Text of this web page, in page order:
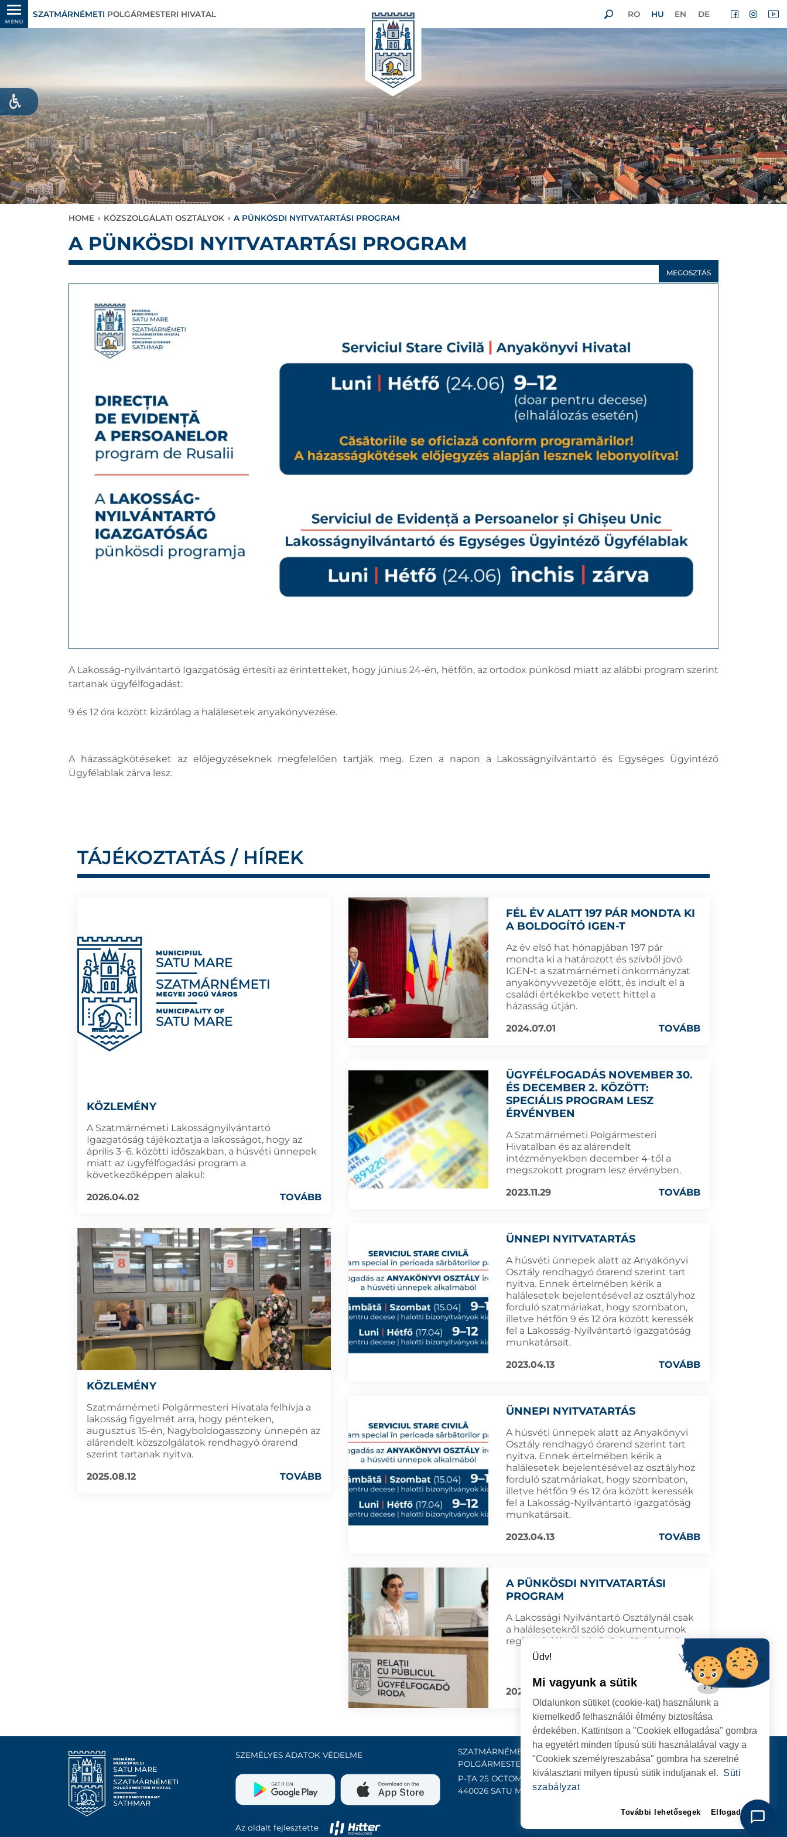
MENU
SZATMÁRNÉMETI POLGÁRMESTERI HIVATAL RO HU EN DE
HOME › KÖZSZOLGÁLATI OSZTÁLYOK › A PÜNKÖSDI NYITVATARTÁSI PROGRAM
A PÜNKÖSDI NYITVATARTÁSI PROGRAM
MEGOSZTÁS
A Lakosság-nyilvántartó Igazgatóság értesíti az érintetteket, hogy június 24-én, hétfőn, az ortodox pünkösd miatt az alábbi program szerint
tartanak ügyfélfogadást:
9 és 12 óra között kizárólag a halálesetek anyakönyvezése.
A házasságkötéseket az előjegyzéseknek megfelelően tartják meg. Ezen a napon a Lakosságnyilvántartó és Egységes Ügyintéző
Ügyfélablak zárva lesz.
TÁJÉKOZTATÁS / HÍREK
KÖZLEMÉNY
A Szatmárnémeti Lakosságnyilvántartó
Igazgatóság tájékoztatja a lakosságot, hogy az
április 3–6. közötti időszakban, a húsvéti ünnepek
miatt az ügyfélfogadási program a
következőképpen alakul:
2026.04.02
TOVÁBB
KÖZLEMÉNY
Szatmárnémeti Polgármesteri Hivatala felhívja a
lakosság figyelmét arra, hogy pénteken,
augusztus 15-én, Nagyboldogasszony ünnepén az
alárendelt közszolgálatok rendhagyó órarend
szerint tartanak nyitva.
2025.08.12
TOVÁBB
FÉL ÉV ALATT 197 PÁR MONDTA KI
A BOLDOGÍTÓ IGEN-T
Az év első hat hónapjában 197 pár
mondta ki a határozott és szívből jövő
IGEN-t a szatmárnémeti önkormányzat
anyakönyvvezetője előtt, és indult el a
családi értékekbe vetett hittel a
házasság útján.
2024.07.01
TOVÁBB
ÜGYFÉLFOGADÁS NOVEMBER 30.
ÉS DECEMBER 2. KÖZÖTT:
SPECIÁLIS PROGRAM LESZ
ÉRVÉNYBEN
A Szatmárnémeti Polgármesteri
Hivatalban és az alárendelt
intézményekben december 4-től a
megszokott program lesz érvényben.
2023.11.29
TOVÁBB
ÜNNEPI NYITVATARTÁS
A húsvéti ünnepek alatt az Anyakönyvi
Osztály rendhagyó órarend szerint tart
nyitva. Ennek értelmében kérik a
halálesetek bejelentésével az osztályhoz
forduló szatmáriakat, hogy szombaton,
illetve hétfőn 9 és 12 óra között keressék
fel a Lakosság-Nyílvántartó Igazgatóság
munkatársait.
2023.04.13
TOVÁBB
ÜNNEPI NYITVATARTÁS
A húsvéti ünnepek alatt az Anyakönyvi
Osztály rendhagyó órarend szerint tart
nyitva. Ennek értelmében kérik a
halálesetek bejelentésével az osztályhoz
forduló szatmáriakat, hogy szombaton,
illetve hétfőn 9 és 12 óra között keressék
fel a Lakosság-Nyílvántartó Igazgatóság
munkatársait.
2023.04.13
TOVÁBB
A PÜNKÖSDI NYITVATARTÁSI
PROGRAM
A Lakossági Nyilvántartó Osztálynál csak
a halálesetekről szóló dokumentumok
regisztrációja történik 9 és 12 óra között.
2021.06.18 TOVÁBB
SZEMÉLYES ADATOK VÉDELME
Az oldalt fejlesztette
SZATMÁRNÉMETI
POLGÁRMESTERI HIVATAL
P-ȚA 25 OCTOMBRIE, NR. 1 CORP M,
440026 SATU MARE
Kapcsolat
KÖVESSENEK
Üdv!
Mi vagyunk a sütik
Oldalunkon sütiket (cookie-kat) használunk a
kiemelkedő felhasználói élmény biztosítása
érdekében. Kattintson a "Cookiek elfogadása" gombra
ha egyetért minden típusú süti használatával vagy a
"Cookiek személyreszabása" gombra ha szeretné
kiválasztani milyen típusú sütik induljanak el. Süti
szabályzat
További lehetősegek Elfogadom